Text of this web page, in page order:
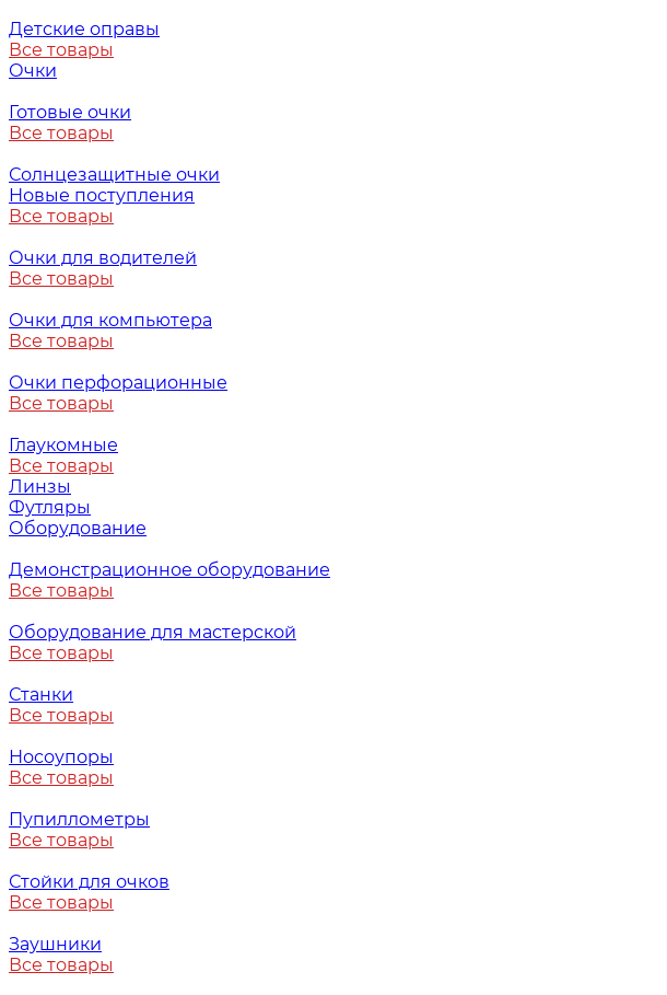
Детские оправы
Все товары
Очки
Готовые очки
Все товары
Солнцезащитные очки
Новые поступления
Все товары
Очки для водителей
Все товары
Очки для компьютера
Все товары
Очки перфорационные
Все товары
Глаукомные
Все товары
Линзы
Футляры
Оборудование
Демонстрационное оборудование
Все товары
Оборудование для мастерской
Все товары
Станки
Все товары
Носоупоры
Все товары
Пупиллометры
Все товары
Стойки для очков
Все товары
Заушники
Все товары